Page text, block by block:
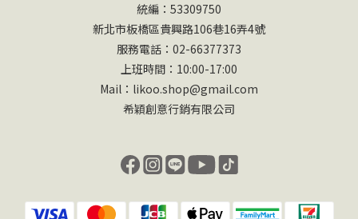
統編：53309750
新北市板橋區貴興路106巷16弄4號
服務電話：02-66377373
上班時間：10:00-17:00
Mail：likoo.shop@gmail.com
希穎創意行銷有限公司